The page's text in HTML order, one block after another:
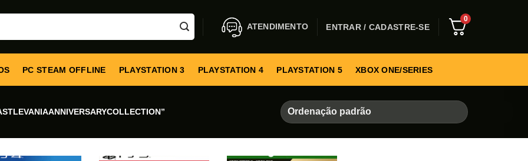
ATENDIMENTO ENTRAR / CADASTRE-SE
0
PC STEAM OFFLINE PLAYSTATION 3 PLAYSTATION 4 PLAYSTATION 5 XBOX ONE/SERIES